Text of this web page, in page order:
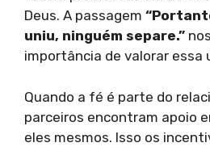
Deus. A passagem
uniu, ninguém separe.”
importância de valorar essa
Quando a fé é parte do
parceiros encontram apoio
eles mesmos. Isso os